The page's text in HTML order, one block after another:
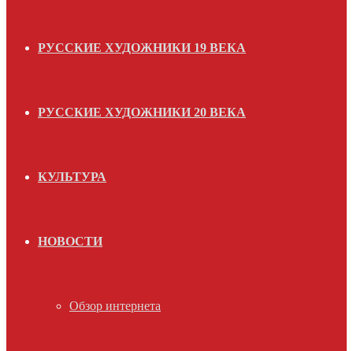
РУССКИЕ ХУДОЖНИКИ 19 ВЕКА
РУССКИЕ ХУДОЖНИКИ 20 ВЕКА
КУЛЬТУРА
НОВОСТИ
Обзор интернета